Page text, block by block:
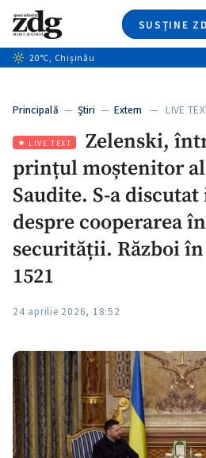
SUSȚINE
+7
+1
+2
Caută
20°C, Chișinău
Principală — Ştiri — Extern — LIVE
LIVE TEXT
Zelenski,
prințul moștenitor
Saudite. S-a
despre cooperarea
securității. Război
1521
24 aprilie 2026, 18:52